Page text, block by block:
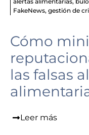
FakeNews, gestión de
Cómo
las falsas
Leer más